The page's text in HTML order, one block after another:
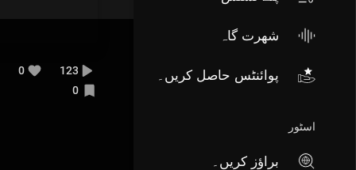
شھرت گاہ
پوائنٹس حاصل کریں۔
اسٹور
براؤز کریں۔
123
0
0